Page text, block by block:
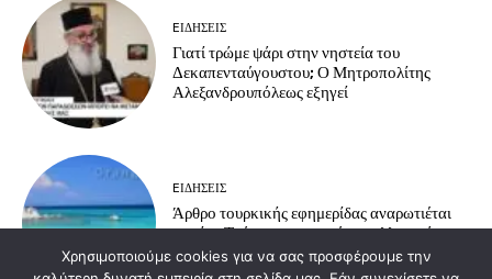
EΙΔΗΣΕΙΣ
Γιατί τρώμε ψάρι στην νηστεία του
Δεκαπενταύγουστου; Ο Μητροπολίτης
Αλεξανδρουπόλεως εξηγεί
EΙΔΗΣΕΙΣ
Άρθρο τουρκικής εφημερίδας αναρωτιέται
γιατί οι Τούρκοι προτιμούν τα ελληνικά
νησιά για διακοπές
Χρησιμοποιούμε cookies για να σας προσφέρουμε την